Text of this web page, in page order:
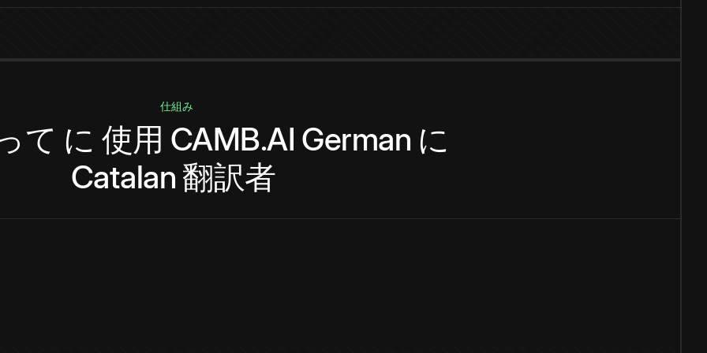
仕組み
て に 使用 CAMB.AI German に
Catalan 翻訳者